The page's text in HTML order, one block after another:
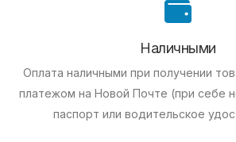
Наличными
Оплата наличными при получении
платежом на Новой Почте (при себе
паспорт или водительское